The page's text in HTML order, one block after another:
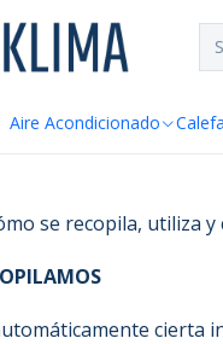
Aire Acondicionado
se recopila,